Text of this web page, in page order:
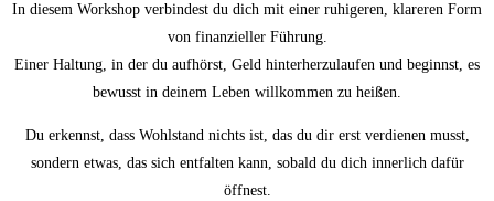
In diesem Workshop verbindest du dich mit einer ruhigeren, klareren Form
von finanzieller Führung.
Einer Haltung, in der du aufhörst, Geld hinterherzulaufen und beginnst, es
bewusst in deinem Leben willkommen zu heißen.
Du erkennst, dass Wohlstand nichts ist, das du dir erst verdienen musst,
sondern etwas, das sich entfalten kann, sobald du dich innerlich dafür
öffnest.